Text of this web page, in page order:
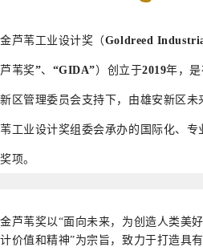
金芦苇工业设计奖（Goldreed
芦苇奖”、“GIDA”）创立于2019年，
新区管理委员会支持下，由雄安新区未
苇工业设计奖组委会承办的国际化、
奖项。
金芦苇奖以“面向未来，为创造人类美
计价值和精神”为宗旨，致力于打造具